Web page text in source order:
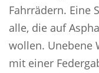
Fahrrädern. Eine
alle, die auf
wollen. Unebene
mit einer